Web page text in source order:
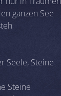
ganzen See
Seele, Steine
Steine